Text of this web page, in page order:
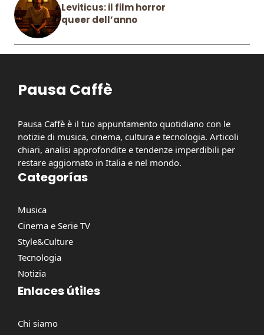
Leviticus: il film horror
queer dell’anno
Pausa Caffè
Pausa Caffè è il tuo appuntamento quotidiano con le
notizie di musica, cinema, cultura e tecnologia. Articoli
chiari, analisi approfondite e tendenze imperdibili per
restare aggiornato in Italia e nel mondo.
Categorías
Musica
Cinema e Serie TV
Style&Culture
Tecnologia
Notizia
Enlaces útiles
Chi siamo